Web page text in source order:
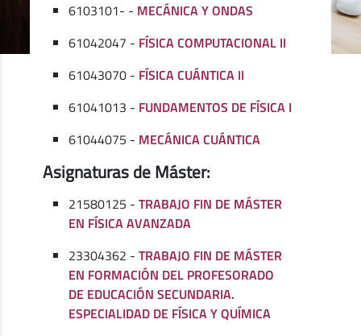
6103101- - MECÁNICA Y ONDAS
61042047 - FÍSICA COMPUTACIONAL II
61043070 - FÍSICA CUÁNTICA II
61041013 - FUNDAMENTOS DE FÍSICA I
61044075 - MECÁNICA CUÁNTICA
Asignaturas de Máster:
21580125 -TRABAJO FIN DE MÁSTER
EN FÍSICA AVANZADA
23304362 -TRABAJO FIN DE MÁSTER
EN FORMACIÓN DEL PROFESORADO
DE EDUCACIÓN SECUNDARIA.
ESPECIALIDAD DE FÍSICA Y QUÍMICA